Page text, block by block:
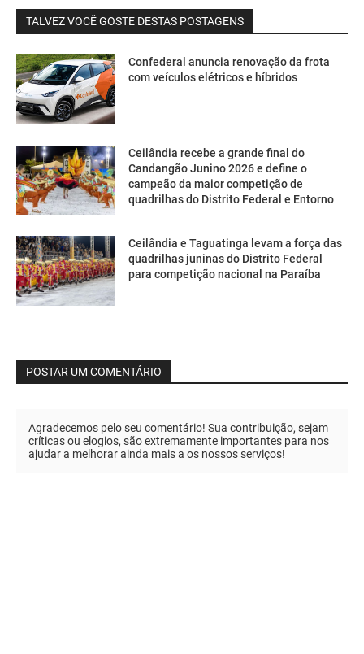
TALVEZ VOCÊ GOSTE DESTAS POSTAGENS
Confederal anuncia renovação da frota
com veículos elétricos e híbridos
Ceilândia recebe a grande final do
Candangão Junino 2026 e define o
campeão da maior competição de
quadrilhas do Distrito Federal e Entorno
Ceilândia e Taguatinga levam a força das
quadrilhas juninas do Distrito Federal
para competição nacional na Paraíba
POSTAR UM COMENTÁRIO
Agradecemos pelo seu comentário! Sua contribuição, sejam
críticas ou elogios, são extremamente importantes para nos
ajudar a melhorar ainda mais a os nossos serviços!